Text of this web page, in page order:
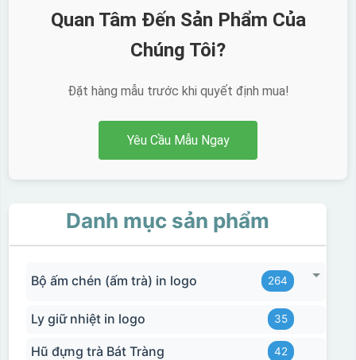
Quan Tâm Đến Sản Phẩm Của
Chúng Tôi?
Đặt hàng mẫu trước khi quyết định mua!
Yêu Cầu Mẫu Ngay
Danh mục sản phẩm
Bộ ấm chén (ấm trà) in logo 264
Ly giữ nhiệt in logo 35
Hũ đựng trà Bát Tràng 42